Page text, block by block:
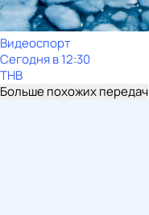
Видеоспорт
Сегодня в 12:30
ТНВ
Больше похожих передач